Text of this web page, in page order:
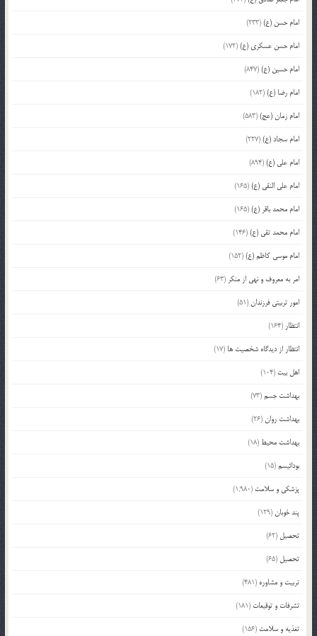
امام حسن (ع)(233)
امام حسن عسکری (ع)(172)
امام حسین (ع)(847)
امام رضا (ع)(182)
امام زمان (عج)(583)
امام سجاد (ع)(227)
امام علی (ع)(894)
امام علی النقی (ع)(165)
امام محمد باقر (ع)(165)
امام محمد تقی (ع)(146)
امام موسی کاظم (ع)(152)
امر به معروف و نهی از منکر (63)
امور تربیتی فرزندان(51)
انتظار (164)
انتظار از دیدگاه شخصیت ها (17)
اهل بیت (104)
بهداشت جسم(73)
بهداشت روان(26)
بهداشت محیط (18)
بودائیسم(15)
پزشکی و سلامت (1,980)
پند خوبان(129)
تحصیل (62)
تحصیل (65)
تربیت و مشاوره (481)
تشرفات و توقیعات (181)
تغذیه و سلامت (156)